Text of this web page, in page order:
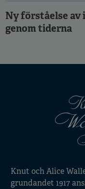
Ny förståelse
genom tiderna
Knut och Alice
grundandet 1917